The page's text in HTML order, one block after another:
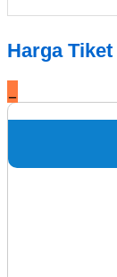
Harga Tiket
_